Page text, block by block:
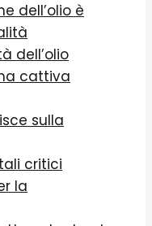
dell’olio è
dell’olio
cattiva
sulla
critici
la